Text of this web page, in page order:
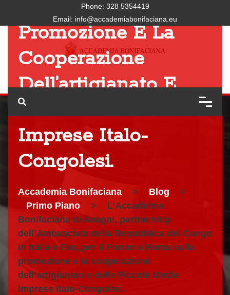
Phone: 328 5354419
Email: info@accademiabonifaciana.eu
A Roma Sulla
Promozione E La
Cooperazione
Dell’artigianato E
Delle Piccole Medie
Imprese Italo-
Congolesi.
Accademia Bonifaciana > Blog
>
Primo Piano
>
L’Accademia
Bonifaciana di Anagni, partnership
dell’Ambasciata della Repubblica del Congo
in Italia e Fao, per il Forum a Roma sulla
promozione e la cooperazione
dell’artigianato e delle Piccole Medie
Imprese Italo-Congolesi.